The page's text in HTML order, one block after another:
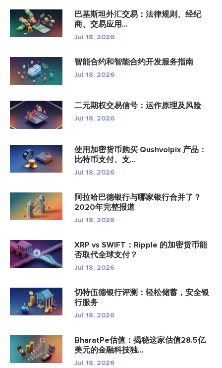
巴基斯坦外汇交易：法律规则、经纪
商、交易应用...
Jul 18, 2026
智能合约和智能合约开发服务指南
Jul 18, 2026
二元期权交易信号：运作原理及风险
Jul 18, 2026
使用加密货币购买 Qushvolpix 产品：
比特币支付、支...
Jul 18, 2026
阿拉哈巴德银行与哪家银行合并了？
2020年完整报道
Jul 18, 2026
XRP vs SWIFT：Ripple 的加密货币能
否取代全球支付？
Jul 18, 2026
切特伍德银行评测：轻松储蓄，安全银
行服务
Jul 18, 2026
BharatPe估值：揭秘这家估值28.5亿
美元的金融科技独...
Jul 18, 2026